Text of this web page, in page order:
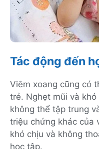
Tác động đến
Viêm xoang cũng có
trẻ. Nghẹt mũi và
không thể tập trung
triệu chứng khác của
khó chịu và không
học tập.